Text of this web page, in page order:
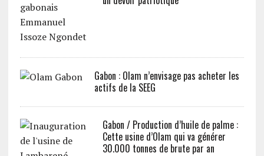
Gabon : Olam n’envisage pas acheter les
actifs de la SEEG
Gabon / Production d’huile de palme :
Cette usine d’Olam qui va générer
30.000 tonnes de brute par an